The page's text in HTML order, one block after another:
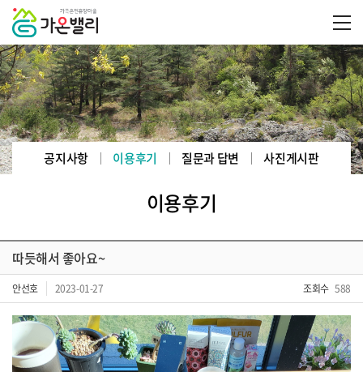
공지사항 이용후기 질문과 답변 사진게시판
이용후기
따듯해서 좋아요~
안선호 2023-01-27 조회수 588